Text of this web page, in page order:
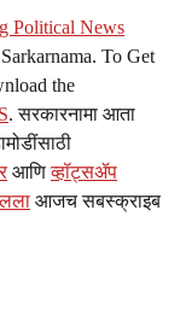
Political News
To Get
the
. सरकारनामा आता
आणिव्हॉट्सॲप
आजच सबस्क्राइब